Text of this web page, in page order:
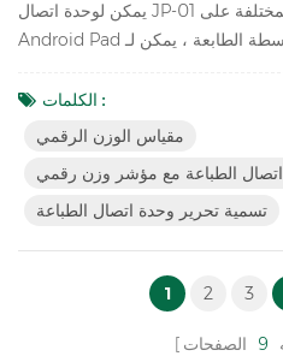
يمكن لوحدة اتصال JP-01 أن تدعم تحرير ملصقات المواد المختلفة على
Android Pad والطباعة بواسطة الطابعة ، يمكن لـ JP-01 توصيل مقياس
Bluetooth اللاسلكية ، لذلك لدينا إصداران: سلكي JP-01wireless JP-
لطباعة الملصق المناس...
الكلمات :
مقياس الوزن الرقمي
الطباعة مع مؤشر وزن رقمي
تسمية تحرير وحدة اتصال الطباعة
1 2 3
9 الصفحات